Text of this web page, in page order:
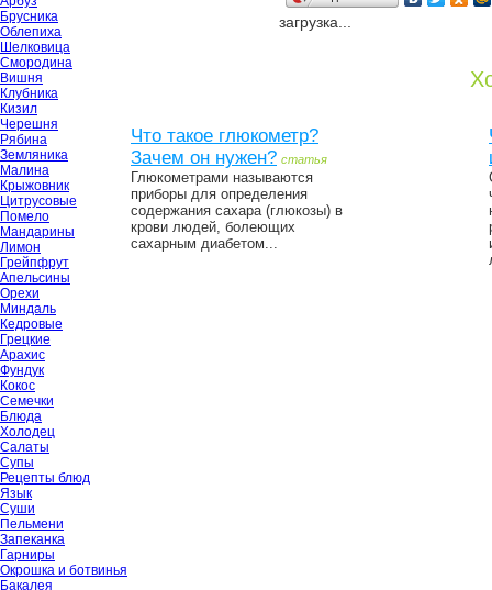
Брусника
Облепиха
Шелковица
Смородина
Вишня
Клубника
Кизил
Черешня
Рябина
Земляника
Малина
Крыжовник
Цитрусовые
Помело
Мандарины
Лимон
Грейпфрут
Апельсины
Орехи
Миндаль
Кедровые
Грецкие
Арахис
Фундук
Кокос
Семечки
Блюда
Холодец
Салаты
Супы
Рецепты блюд
Язык
Суши
Пельмени
Запеканка
Гарниры
Окрошка и ботвинья
Бакалея
загрузка...
Что такое глюкометр?
Зачем он нужен? статья
Глюкометрами называются
приборы для определения
содержания сахара (глюкозы) в
крови людей, болеющих
сахарным диабетом...